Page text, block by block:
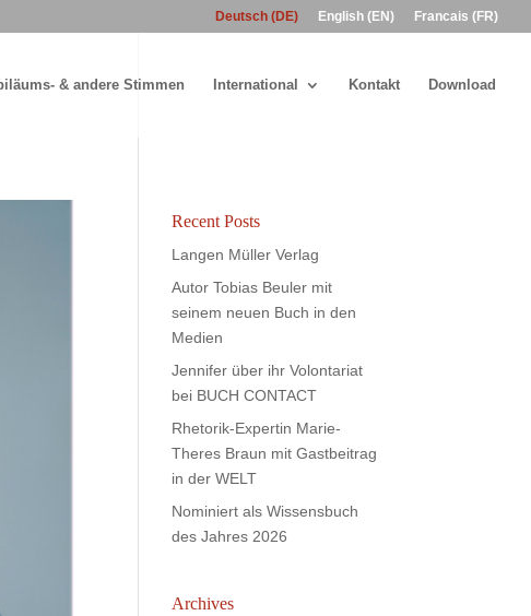
Deutsch (DE) English (EN) Francais (FR)
& andere Stimmen International Kontakt Download
Recent Posts
Langen Müller Verlag
Autor Tobias Beuler mit
seinem neuen Buch in den
Medien
Jennifer über ihr Volontariat
bei BUCH CONTACT
Rhetorik-Expertin Marie-
Theres Braun mit Gastbeitrag
in der WELT
Nominiert als Wissensbuch
des Jahres 2026
Archives